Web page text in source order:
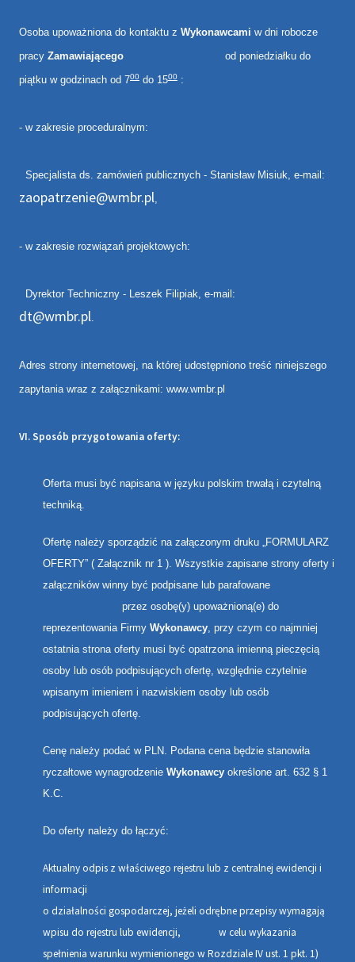
Osoba upoważniona do kontaktu z Wykonawcami w dni robocze
pracy Zamawiającego od poniedziałku do
piątku w godzinach od 700 do 1500 :
- w zakresie proceduralnym:
Specjalista ds. zamówień publicznych - Stanisław Misiuk, e-mail:
zaopatrzenie@wmbr.pl,
- w zakresie rozwiązań projektowych:
Dyrektor Techniczny - Leszek Filipiak, e-mail:
dt@wmbr.pl.
Adres strony internetowej, na której udostępniono treść niniejszego
zapytania wraz z załącznikami: www.wmbr.pl
VI. Sposób przygotowania oferty:
Oferta musi być napisana w języku polskim trwałą i czytelną
techniką.
Ofertę należy sporządzić na załączonym druku „FORMULARZ
OFERTY” ( Załącznik nr 1 ). Wszystkie zapisane strony oferty i
załączników winny być podpisane lub parafowane
przez osobę(y) upoważnioną(e) do
reprezentowania Firmy Wykonawcy, przy czym co najmniej
ostatnia strona oferty musi być opatrzona imienną pieczęcią
osoby lub osób podpisujących ofertę, względnie czytelnie
wpisanym imieniem i nazwiskiem osoby lub osób
podpisujących ofertę.
Cenę należy podać w PLN. Podana cena będzie stanowiła
ryczałtowe wynagrodzenie Wykonawcy określone art. 632 § 1
K.C.
Do oferty należy do łączyć:
Aktualny odpis z właściwego rejestru lub z centralnej ewidencji i
informacji
o działalności gospodarczej, jeżeli odrębne przepisy wymagają
wpisu do rejestru lub ewidencji, w celu wykazania
spełnienia warunku wymienionego w Rozdziale IV ust. 1 pkt. 1)